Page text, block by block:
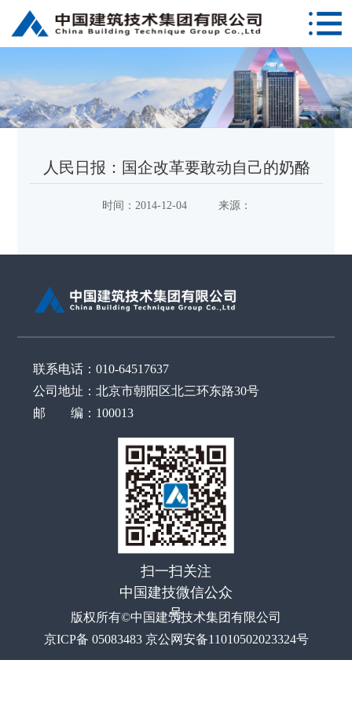
人民日报：国企改革要敢动自己的奶酪
时间： 2014-12-04 来源：
联系电话：010-64517637
公司地址：北京市朝阳区北三环东路30号
邮 编：100013
扫一扫关注
中国建技微信公众
号
版权所有©中国建筑技术集团有限公司
京ICP备 05083483 京公网安备11010502023324号